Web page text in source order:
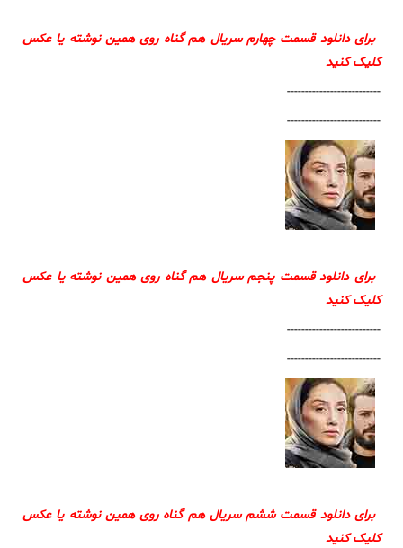
برای دانلود قسمت چهارم سریال هم گناه روی همین نوشته یا عکس
کلیک کنید
--------------------------
--------------------------
برای دانلود قسمت پنجم سریال هم گناه روی همین نوشته یا عکس
کلیک کنید
--------------------------
--------------------------
برای دانلود قسمت ششم سریال هم گناه روی همین نوشته یا عکس
کلیک کنید